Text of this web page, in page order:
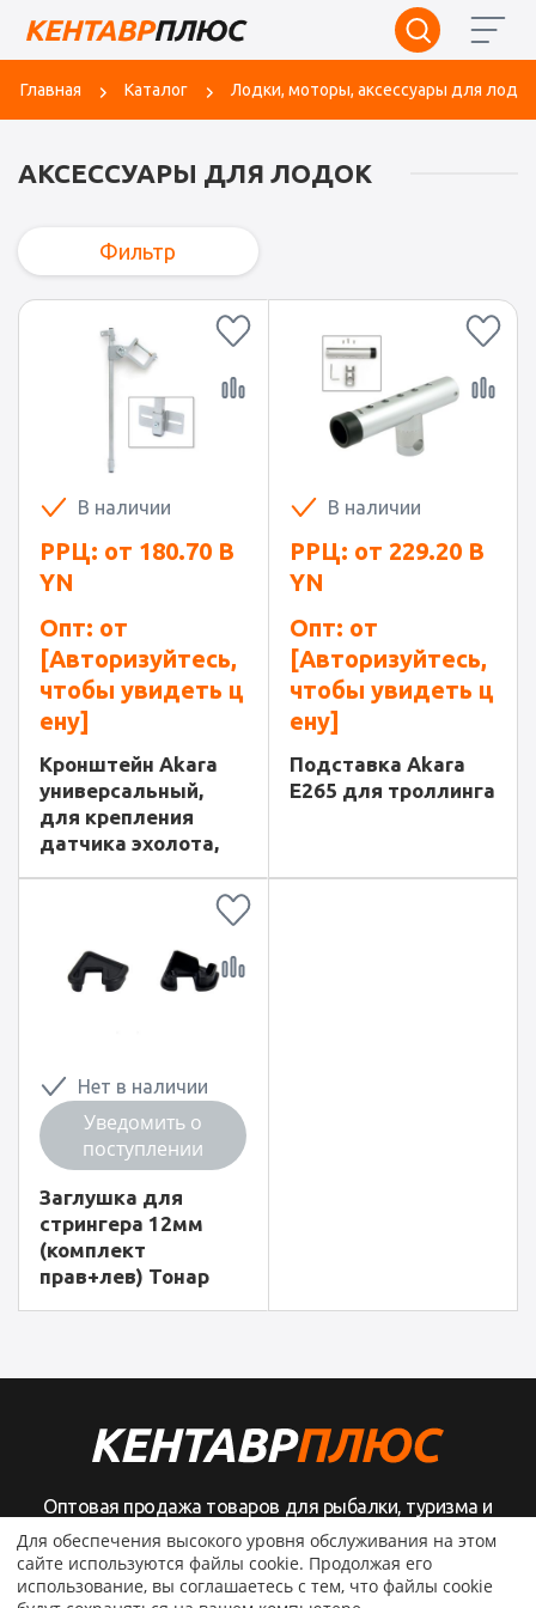
Главная Каталог Лодки, моторы, аксессуары для лодок
АКСЕССУАРЫ ДЛЯ ЛОДОК
Фильтр
В наличии
РРЦ: от 180.70 B
YN
Опт: от
[Авторизуйтесь,
чтобы увидеть ц
ену]
Кронштейн Akara
универсальный,
для крепления
датчика эхолота,
В наличии
РРЦ: от 229.20 B
YN
Опт: от
[Авторизуйтесь,
чтобы увидеть ц
ену]
Подставка Akara
E265 для троллинга
Нет в наличии
Уведомить о
поступлении
Заглушка для
стрингера 12мм
(комплект
прав+лев) Тонар
Оптовая продажа товаров для рыбалки, туризма и
Для обеспечения высокого уровня обслуживания на этом
сайте используются файлы cookie. Продолжая его
использование, вы соглашаетесь с тем, что файлы cookie